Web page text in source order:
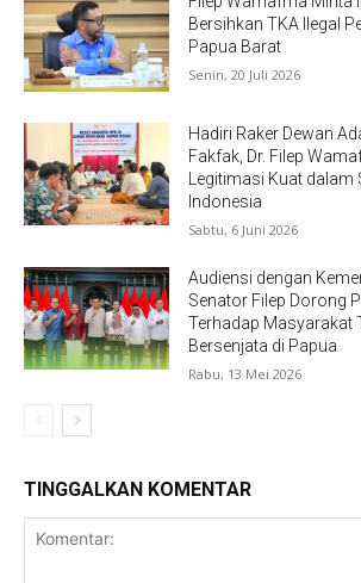
Bersihkan TKA Ilegal
Papua Barat
Senin, 20 Juli 2026
Hadiri Raker Dewan
Fakfak, Dr. Filep
Legitimasi Kuat dalam
Indonesia
Sabtu, 6 Juni 2026
Audiensi dengan
Senator Filep Dorong
Terhadap Masyarakat
Bersenjata di Papua
Rabu, 13 Mei 2026
TINGGALKAN KOMENTAR